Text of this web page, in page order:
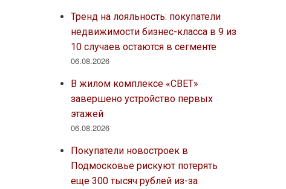
Тренд на лояльность: покупатели
недвижимости бизнес-класса в 9 из
10 случаев остаются в сегменте
06.08.2026
В жилом комплексе «СВЕТ»
завершено устройство первых
этажей
06.08.2026
Покупатели новостроек в
Подмосковье рискуют потерять
еще 300 тысяч рублей из-за